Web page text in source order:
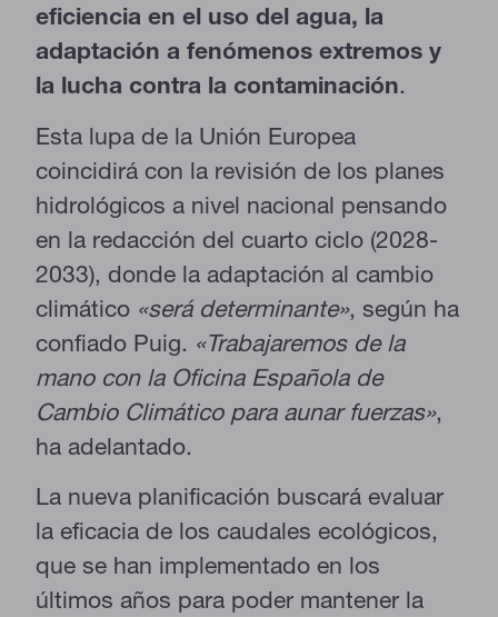
eficiencia en el uso del agua, la
adaptación a fenómenos extremos y
la lucha contra la contaminación.
Esta lupa de la Unión Europea
coincidirá con la revisión de los planes
hidrológicos a nivel nacional pensando
en la redacción del cuarto ciclo (2028-
2033), donde la adaptación al cambio
climático «será determinante», según ha
confiado Puig. «Trabajaremos de la
mano con la Oficina Española de
Cambio Climático para aunar fuerzas»,
ha adelantado.
La nueva planificación buscará evaluar
la eficacia de los caudales ecológicos,
que se han implementado en los
últimos años para poder mantener la